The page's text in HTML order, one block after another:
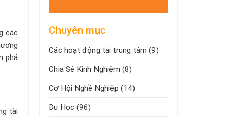
các
phá
tài
Chuyên mục
Các hoạt động tại trung tâm (9)
Chia Sẻ Kinh Nghiệm (8)
Cơ Hội Nghề Nghiệp (14)
Du Học (96)